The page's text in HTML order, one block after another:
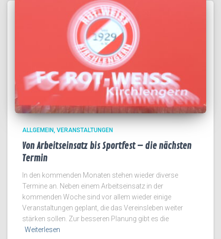
ALLGEMEIN VERANSTALTUNGEN
Von Arbeitseinsatz bis Sportfest – die nächsten
Termin
In den kommenden Monaten stehen wieder diverse
Termine an. Neben einem Arbeitseinsatz in der
kommenden Woche sind vor allem wieder einige
Veranstaltungen geplant, die das Vereinsleben weiter
stärken sollen. Zur besseren Planung gibt es die
Weiterlesen